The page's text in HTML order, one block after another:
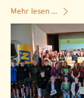
Mehr lesen ...